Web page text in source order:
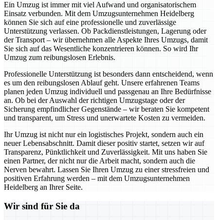
Ein Umzug ist immer mit viel Aufwand und organisatorischem
Einsatz verbunden. Mit dem Umzugsunternehmen Heidelberg
können Sie sich auf eine professionelle und zuverlässige
Unterstützung verlassen. Ob Packdienstleistungen, Lagerung oder
der Transport – wir übernehmen alle Aspekte Ihres Umzugs, damit
Sie sich auf das Wesentliche konzentrieren können. So wird Ihr
Umzug zum reibungslosen Erlebnis.
Professionelle Unterstützung ist besonders dann entscheidend, wenn
es um den reibungslosen Ablauf geht. Unsere erfahrenen Teams
planen jeden Umzug individuell und passgenau an Ihre Bedürfnisse
an. Ob bei der Auswahl der richtigen Umzugstage oder der
Sicherung empfindlicher Gegenstände – wir beraten Sie kompetent
und transparent, um Stress und unerwartete Kosten zu vermeiden.
Ihr Umzug ist nicht nur ein logistisches Projekt, sondern auch ein
neuer Lebensabschnitt. Damit dieser positiv startet, setzen wir auf
Transparenz, Pünktlichkeit und Zuverlässigkeit. Mit uns haben Sie
einen Partner, der nicht nur die Arbeit macht, sondern auch die
Nerven bewahrt. Lassen Sie Ihren Umzug zu einer stressfreien und
positiven Erfahrung werden – mit dem Umzugsunternehmen
Heidelberg an Ihrer Seite.
Wir sind für Sie da